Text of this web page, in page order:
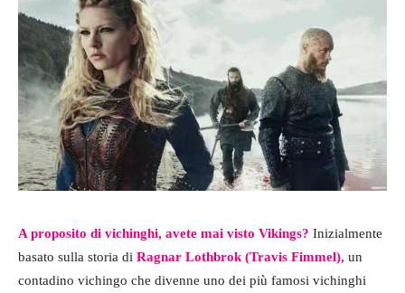
A proposito di vichinghi, avete mai visto Vikings? Inizialmente
basato sulla storia di Ragnar Lothbrok (Travis Fimmel), un
contadino vichingo che divenne uno dei più famosi vichinghi